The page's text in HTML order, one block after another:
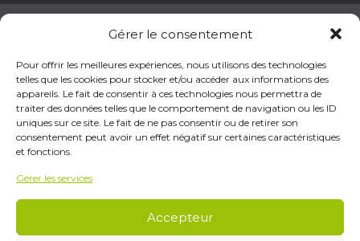
Gérer le consentement
Pour offrir les meilleures expériences, nous utilisons des technologies
telles que les cookies pour stocker et/ou accéder aux informations des
appareils. Le fait de consentir à ces technologies nous permettra de
traiter des données telles que le comportement de navigation ou les ID
uniques sur ce site. Le fait de ne pas consentir ou de retirer son
consentement peut avoir un effet négatif sur certaines caractéristiques
et fonctions.
Gérer les services
Accepteur
Parquet en bois|Porte intérieure |Bloc porte en bois
Bois de bardage|Bois pour terrasse |Plancher en bois
massif| Bardage en bois|Parquet massif|Porte coupe
feu|Porte en verre| Parquet semi-massif|Bloc porte|
Porte intérieure en bois|Quincaillerie|Quincaillerie porte
|Bardage en padouk|Porte anti-feu|Terrasse en bois|
Weasyfix|
mélèze|Bardage en afzélia |
pour terrasse
Panneaux